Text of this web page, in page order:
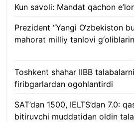
Kun savoli: Mandat qachon
Prezident “Yangi O‘zbekiston
mahorat milliy tanlovi
Toshkent shahar IIBB
firibgarlardan ogohlantirdi
SAT’dan 1500, IELTS’dan 7.0:
bitiruvchi muddatidan oldin